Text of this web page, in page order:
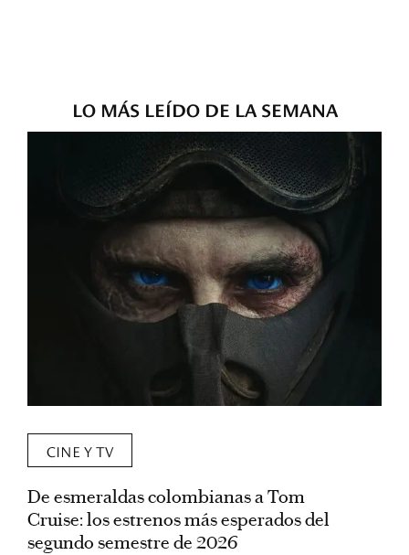
LO MÁS LEÍDO DE LA SEMANA
CINE Y TV
De esmeraldas colombianas a Tom
Cruise: los estrenos más esperados del
segundo semestre de 2026